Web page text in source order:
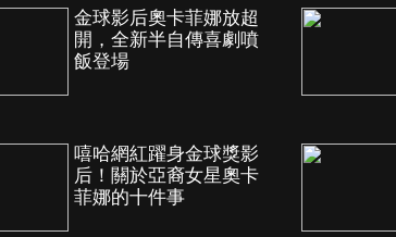
金球影后奧卡菲娜放超
開，全新半自傳喜劇噴
飯登場
嘻哈網紅躍身金球獎影
后！關於亞裔女星奧卡
菲娜的十件事